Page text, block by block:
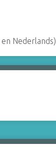
Nederlands)